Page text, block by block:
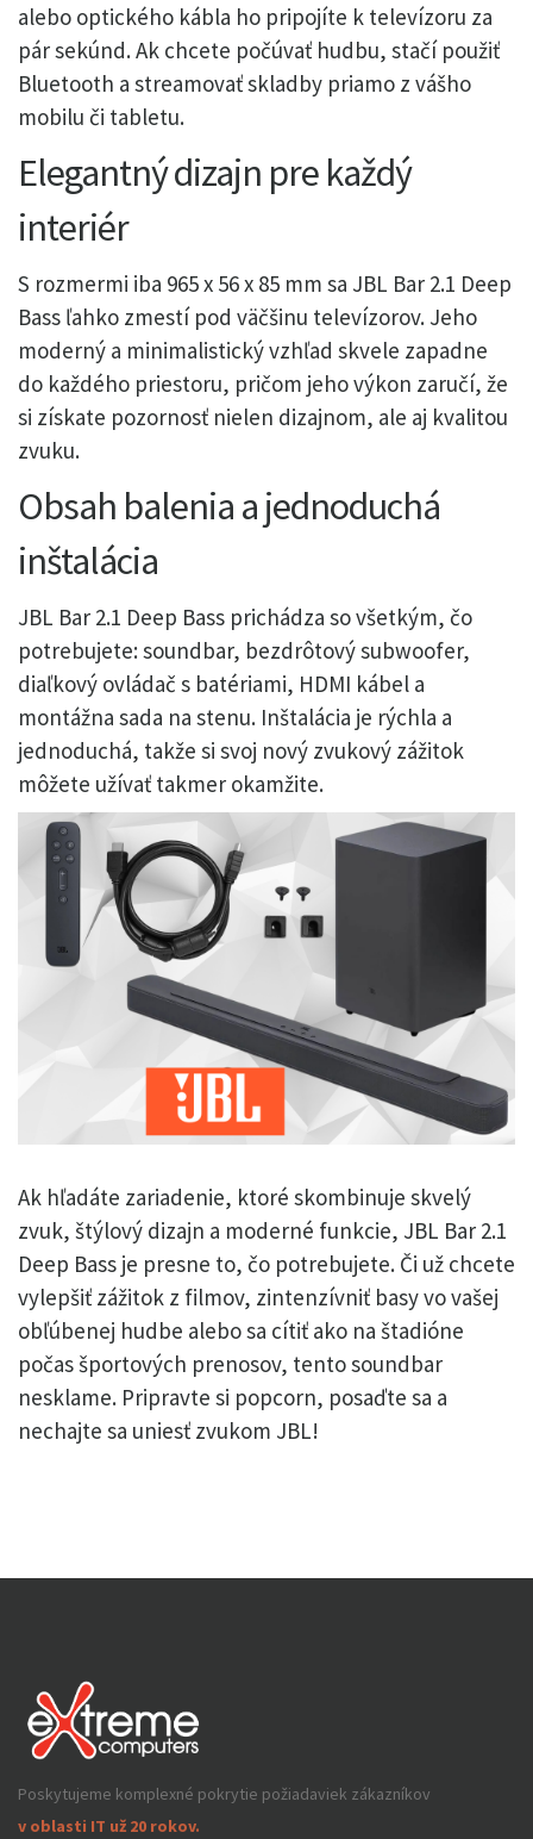
alebo optického kábla ho pripojíte k televízoru za
pár sekúnd. Ak chcete počúvať hudbu, stačí použiť
Bluetooth a streamovať skladby priamo z vášho
mobilu či tabletu.
Elegantný dizajn pre každý
interiér
S rozmermi iba 965 x 56 x 85 mm sa JBL Bar 2.1 Deep
Bass ľahko zmestí pod väčšinu televízorov. Jeho
moderný a minimalistický vzhľad skvele zapadne
do každého priestoru, pričom jeho výkon zaručí, že
si získate pozornosť nielen dizajnom, ale aj kvalitou
zvuku.
Obsah balenia a jednoduchá
inštalácia
JBL Bar 2.1 Deep Bass prichádza so všetkým, čo
potrebujete: soundbar, bezdrôtový subwoofer,
diaľkový ovládač s batériami, HDMI kábel a
montážna sada na stenu. Inštalácia je rýchla a
jednoduchá, takže si svoj nový zvukový zážitok
môžete užívať takmer okamžite.
Ak hľadáte zariadenie, ktoré skombinuje skvelý
zvuk, štýlový dizajn a moderné funkcie, JBL Bar 2.1
Deep Bass je presne to, čo potrebujete. Či už chcete
vylepšiť zážitok z filmov, zintenzívniť basy vo vašej
obľúbenej hudbe alebo sa cítiť ako na štadióne
počas športových prenosov, tento soundbar
nesklame. Pripravte si popcorn, posaďte sa a
nechajte sa uniesť zvukom JBL!
Poskytujeme komplexné pokrytie požiadaviek zákazníkov
v oblasti IT už 20 rokov.